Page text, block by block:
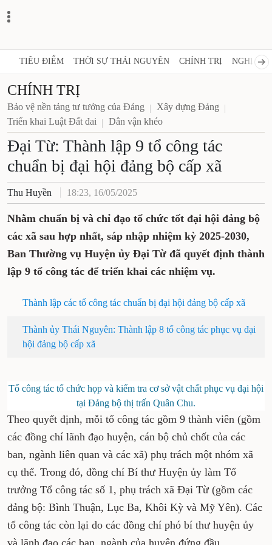
TIÊU ĐIỂM THỜI SỰ THÁI NGUYÊN CHÍNH TRỊ NGHỊ
CHÍNH TRỊ
Bảo vệ nền tảng tư tưởng của Đảng
Xây dựng Đảng
Triển khai Luật Đất đai
Dân vận khéo
Đại Từ: Thành lập 9 tổ công tác
chuẩn bị đại hội đảng bộ cấp xã
Thu Huyền 18:23, 16/05/2025
Nhằm chuẩn bị và chỉ đạo tổ chức tốt đại hội đảng bộ
các xã sau hợp nhất, sáp nhập nhiệm kỳ 2025-2030,
Ban Thường vụ Huyện ủy Đại Từ đã quyết định thành
lập 9 tổ công tác để triển khai các nhiệm vụ.
Thành lập các tổ công tác chuẩn bị đại hội đảng bộ cấp xã
Thành ủy Thái Nguyên: Thành lập 8 tổ công tác phục vụ đại
hội đảng bộ cấp xã
Tổ công tác tổ chức họp và kiểm tra cơ sở vật chất phục vụ đại hội
tại Đảng bộ thị trấn Quân Chu.
Theo quyết định, mỗi tổ công tác gồm 9 thành viên (gồm
các đồng chí lãnh đạo huyện, cán bộ chủ chốt của các
ban, ngành liên quan và các xã) phụ trách một nhóm xã
cụ thể. Trong đó, đồng chí Bí thư Huyện ủy làm Tổ
trưởng Tổ công tác số 1, phụ trách xã Đại Từ (gồm các
đảng bộ: Bình Thuận, Lục Ba, Khôi Kỳ và Mỹ Yên). Các
tổ công tác còn lại do các đồng chí phó bí thư huyện ủy
và lãnh đạo các ban, ngành của huyện đứng đầu.